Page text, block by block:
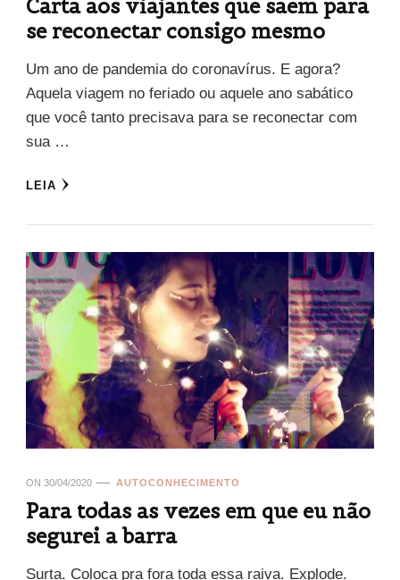
Carta aos viajantes que saem para
se reconectar consigo mesmo
Um ano de pandemia do coronavírus. E agora?
Aquela viagem no feriado ou aquele ano sabático
que você tanto precisava para se reconectar com
sua …
LEIA
ON 30/04/2020 AUTOCONHECIMENTO
Para todas as vezes em que eu não
segurei a barra
Surta. Coloca pra fora toda essa raiva. Explode.